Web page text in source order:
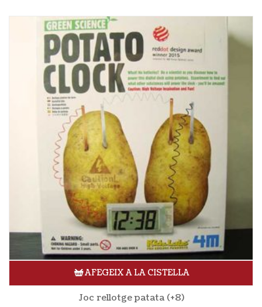
AFEGEIX A LA CISTELLA
Joc rellotge patata (+8)